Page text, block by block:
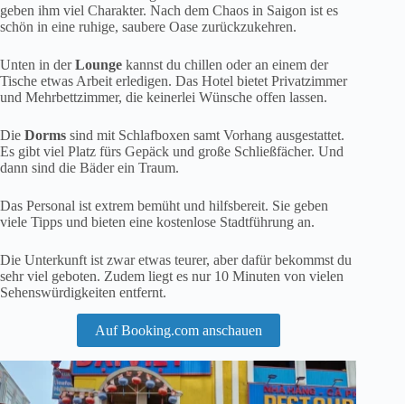
geben ihm viel Charakter. Nach dem Chaos in Saigon ist es
schön in eine ruhige, saubere Oase zurückzukehren.
Unten in derLounge kannst du chillen oder an einem der
Tische etwas Arbeit erledigen. Das Hotel bietet Privatzimmer
und Mehrbettzimmer, die keinerlei Wünsche offen lassen.
Die Dorms sind mit Schlafboxen samt Vorhang ausgestattet.
Es gibt viel Platz fürs Gepäck und große Schließfächer. Und
dann sind die Bäder ein Traum.
Das Personal ist extrem bemüht und hilfsbereit. Sie geben
viele Tipps und bieten eine kostenlose Stadtführung an.
Die Unterkunft ist zwar etwas teurer, aber dafür bekommst du
sehr viel geboten. Zudem liegt es nur 10 Minuten von vielen
Sehenswürdigkeiten entfernt.
Auf Booking.com anschauen